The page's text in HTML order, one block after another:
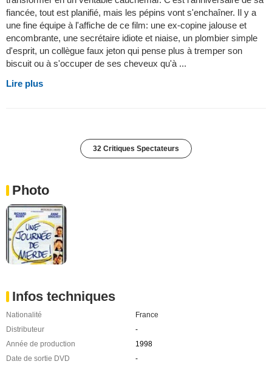
fiancée, tout est planifié, mais les pépins vont s'enchaîner. Il y a
une fine équipe à l'affiche de ce film: une ex-copine jalouse et
encombrante, une secrétaire idiote et niaise, un plombier simple
d'esprit, un collègue faux jeton qui pense plus à tremper son
biscuit ou à s'occuper de ses cheveux qu'à ...
Lire plus
32 Critiques Spectateurs
Photo
Infos techniques
Nationalité
France
Distributeur
-
Année de production
1998
Date de sortie DVD
-